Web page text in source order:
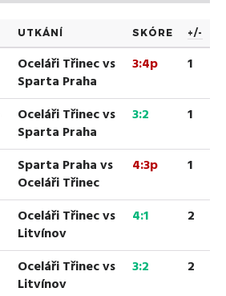
UTKÁNÍ SKÓRE +/-
Oceláři Třinec vs
Sparta Praha
3:4p 1
Oceláři Třinec vs
Sparta Praha
3:2 1
Sparta Praha vs
Oceláři Třinec
4:3p 1
Oceláři Třinec vs
Litvínov
4:1 2
Oceláři Třinec vs
Litvínov
3:2 2